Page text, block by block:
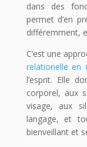
dans des
permet d’en
différemment,
C’est une
relationelle en
l’esprit. Elle
corporel, aux
visage, aux
langage, et
bienveillant et